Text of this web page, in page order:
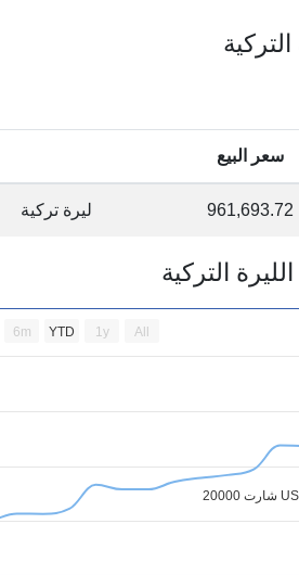
سعر البيع
961,693.72 ليرة تركية
6m YTD 1y All